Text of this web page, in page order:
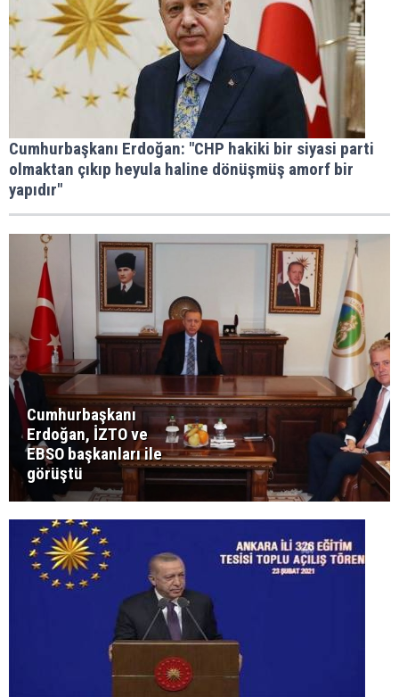
Cumhurbaşkanı Erdoğan: "CHP hakiki bir siyasi parti
olmaktan çıkıp heyula haline dönüşmüş amorf bir
yapıdır"
Cumhurbaşkanı
Erdoğan, İZTO ve
EBSO başkanları ile
görüştü